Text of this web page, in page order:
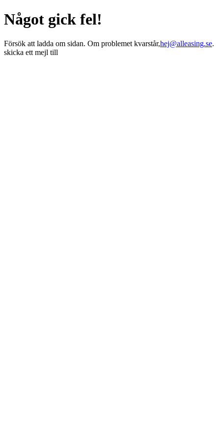
Något gick fel!
Försök att ladda om sidan. Om problemet kvarstår,hej@alleasing.se.
skicka ett mejl till